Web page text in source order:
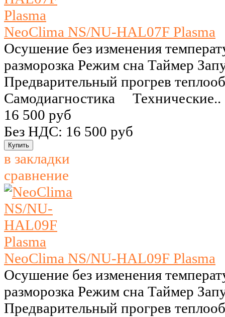
NeoClima NS/NU-HAL07F Plasma
Осушение без изменения
разморозка Режим сна Таймер
Предварительный прогрев
Самодиагностика Технические..
16 500 руб
Без НДС: 16 500 руб
в закладки
сравнение
NeoClima NS/NU-HAL09F Plasma
Осушение без изменения
разморозка Режим сна Таймер
Предварительный прогрев